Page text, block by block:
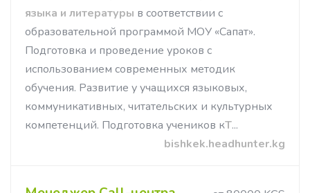
языка и литературы в соответствии с
образовательной программой МОУ «Сапат».
Подготовка и проведение уроков с
использованием современных методик
обучения. Развитие у учащихся языковых,
коммуникативных, читательских и культурных
компетенций. Подготовка учеников кТ...
bishkek.headhunter.kg